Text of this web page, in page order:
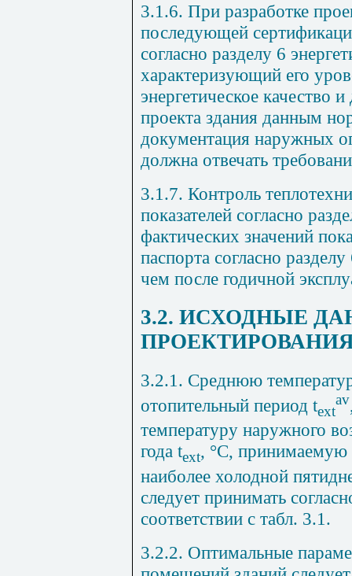
3.1.6. При разработке
последующей
согласно разделу 6
характеризующий его
энергетическое качество
проекта здания данным
документация наружных
должна отвечать
3.1.7. Контроль
показателей согласно
фактических значений
паспорта согласно
чем после годичной
3.2. ИСХОДНЫЕ
3.2.1. Среднюю
отопительный период text
av
температуру наружного
года text, °C, принимаемую
наиболее холодной
следует принимать
соответствии с табл. 3.1.
3.2.2. Оптимальные